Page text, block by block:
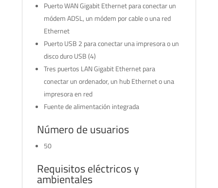
Puerto WAN Gigabit Ethernet para conectar un
módem ADSL, un módem por cable o una red
Ethernet
Puerto USB 2 para conectar una impresora o un
disco duro USB (4)
Tres puertos LAN Gigabit Ethernet para
conectar un ordenador, un hub Ethernet o una
impresora en red
Fuente de alimentación integrada
Número de usuarios
50
Requisitos eléctricos y
ambientales